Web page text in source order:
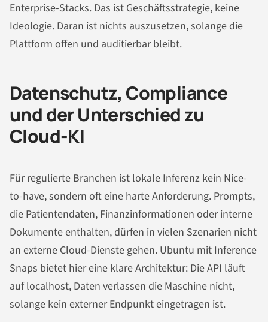
Enterprise-Stacks. Das ist Geschäftsstrategie, keine
Ideologie. Daran ist nichts auszusetzen, solange die
Plattform offen und auditierbar bleibt.
Datenschutz, Compliance
und der Unterschied zu
Cloud-KI
Für regulierte Branchen ist lokale Inferenz kein Nice-
to-have, sondern oft eine harte Anforderung. Prompts,
die Patientendaten, Finanzinformationen oder interne
Dokumente enthalten, dürfen in vielen Szenarien nicht
an externe Cloud-Dienste gehen. Ubuntu mit Inference
Snaps bietet hier eine klare Architektur: Die API läuft
auf localhost, Daten verlassen die Maschine nicht,
solange kein externer Endpunkt eingetragen ist.